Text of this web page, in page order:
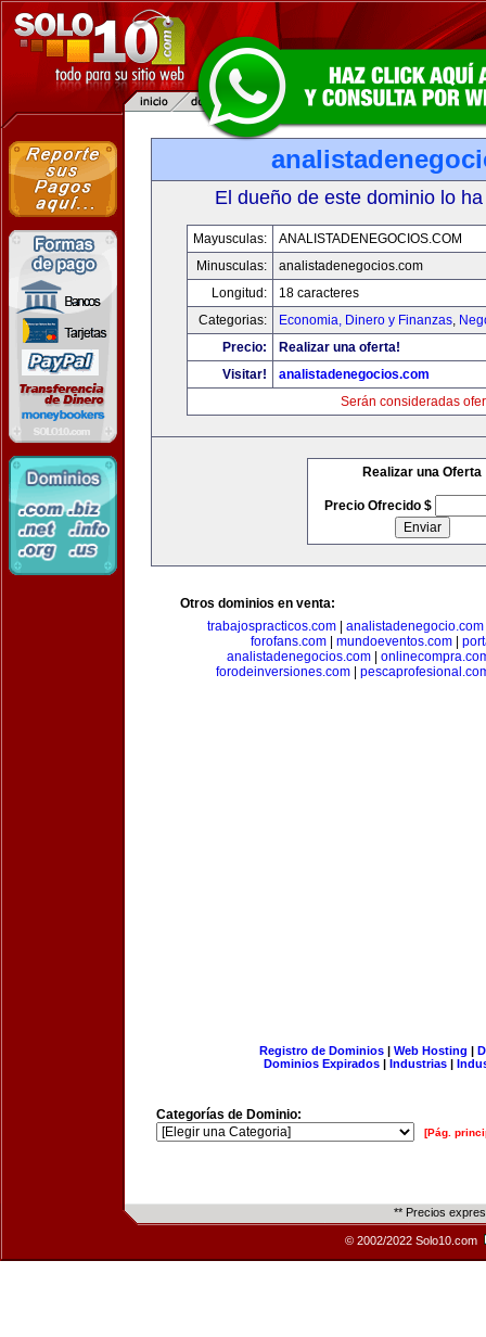
El dueño de este dominio lo
Mayusculas:
ANALISTADENEGOCIOS.COM
Minusculas:
analistadenegocios.com
Longitud:
18 caracteres
Categorias:
Economia, Dinero y Finanzas,
Precio:
Realizar una oferta!
Visitar!
analistadenegocios.com
Serán consideradas
Realizar una Oferta
Precio Ofrecido $
Otros dominios en venta:
trabajospracticos.com| analistadenegocio.com
forofans.com
mundoeventos.com
analistadenegocios.com
forodeinversiones.com
Registro de Dominios| Web Hosting |
Dominios Expirados | Industrias |
Categorías de Dominio:
[Pág.
** Precios
© 2002/2022 Solo10.com